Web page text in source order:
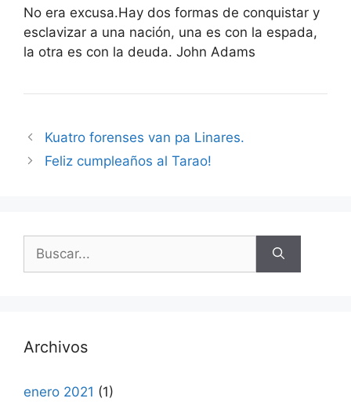
No era excusa.Hay dos formas de conquistar y
esclavizar a una nación, una es con la espada,
la otra es con la deuda. John Adams
Kuatro forenses van pa Linares.
Feliz cumpleaños al Tarao!
Archivos
enero 2021 (1)